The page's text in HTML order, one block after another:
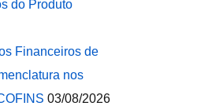
do Produto
Financeiros de
nos
03/08/2026